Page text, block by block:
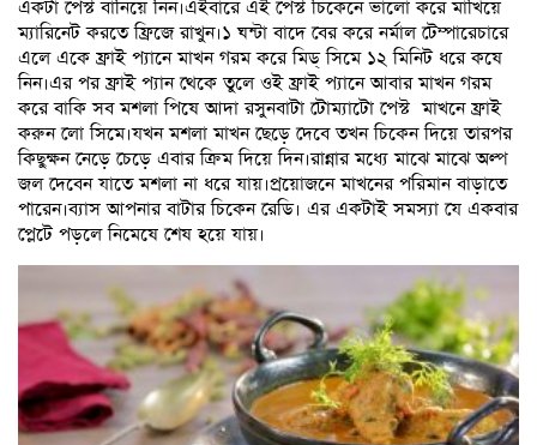
একটা পেস্ট বানিয়ে নিন।এইবারে এই পেস্ট চিকেনে ভালো করে মাখিয়ে
ম্যারিনেট করতে ফ্রিজে রাখুন।১ ঘন্টা বাদে বের করে নর্মাল টেম্পারেচারে
এলে একে ফ্রাই প্যানে মাখন গরম করে মিড্ সিমে ১২ মিনিট ধরে কষে
নিন।এর পর ফ্রাই প্যান থেকে তুলে ওই ফ্রাই প্যানে আবার মাখন গরম
করে বাকি সব মশলা পিষে আদা রসুনবাটা টোম্যাটো পেস্ট মাখনে ফ্রাই
করুন লো সিমে।যখন মশলা মাখন ছেড়ে দেবে তখন চিকেন দিয়ে তারপর
কিছুক্ষন নেড়ে চেড়ে এবার ক্রিম দিয়ে দিন।রান্নার মধ্যে মাঝে মাঝে অল্প
জল দেবেন যাতে মশলা না ধরে যায়।প্রয়োজনে মাখনের পরিমান বাড়াতে
পারেন।ব্যাস আপনার বাটার চিকেন রেডি। এর একটাই সমস্যা যে একবার
প্লেটে পড়লে নিমেষে শেষ হয়ে যায়।